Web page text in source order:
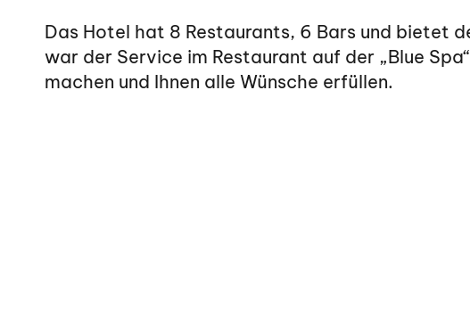
Das Hotel hat 8 Restaurants, 6 Bars und bietet
war der Service im Restaurant auf der „Blue
machen und Ihnen alle Wünsche erfüllen.